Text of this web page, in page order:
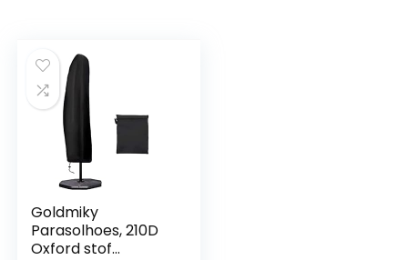
Goldmiky
Parasolhoes, 210D
Oxford stof